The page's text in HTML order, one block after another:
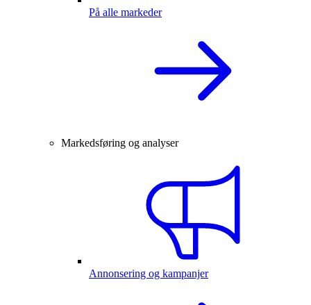
På alle markeder
Markedsføring og analyser
Annonsering og kampanjer